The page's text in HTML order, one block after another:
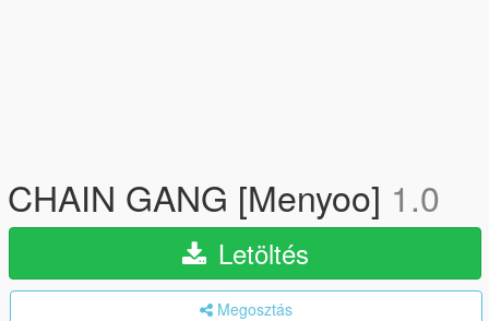
CHAIN GANG [Menyoo] 1.0
Letöltés
Megosztás